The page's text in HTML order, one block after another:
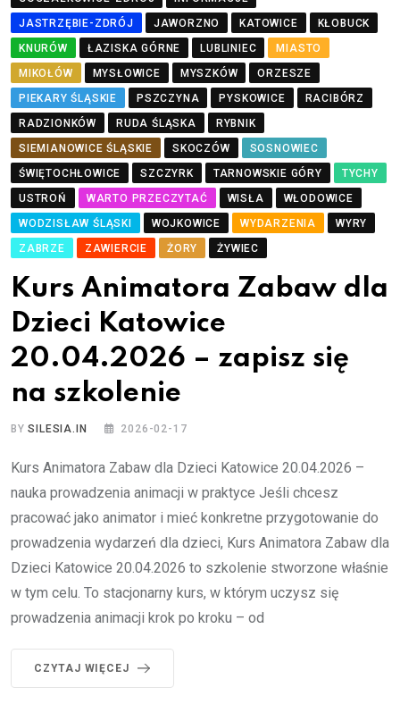
JASTRZĘBIE-ZDRÓJ
JAWORZNO KATOWICE
KŁOBUCK
KNURÓW
ŁAZISKA GÓRNE LUBLINIEC
MIASTO
MIKOŁÓW
MYSŁOWICE MYSZKÓW
ORZESZE
PIEKARY ŚLĄSKIE
PSZCZYNA PYSKOWICE
RACIBÓRZ
RADZIONKÓW
RUDA ŚLĄSKA
RYBNIK
SIEMIANOWICE ŚLĄSKIE
SKOCZÓW
SOSNOWIEC
ŚWIĘTOCHŁOWICE
SZCZYRK TARNOWSKIE GÓRY
TYCHY
USTROŃ
WARTO PRZECZYTAĆ WISŁA
WŁODOWICE
WODZISŁAW ŚLĄSKI
WOJKOWICE WYDARZENIA
WYRY
ZABRZE
ZAWIERCIE ŻORY ŻYWIEC
Kurs Animatora Zabaw dla
Dzieci Katowice
20.04.2026 – zapisz się
na szkolenie
BYSILESIA.IN 2026-02-17
Kurs Animatora Zabaw dla Dzieci Katowice 20.04.2026 –
nauka prowadzenia animacji w praktyce Jeśli chcesz
pracować jako animator i mieć konkretne przygotowanie do
prowadzenia wydarzeń dla dzieci, Kurs Animatora Zabaw dla
Dzieci Katowice 20.04.2026 to szkolenie stworzone właśnie
w tym celu. To stacjonarny kurs, w którym uczysz się
prowadzenia animacji krok po kroku – od
CZYTAJ WIĘCEJ